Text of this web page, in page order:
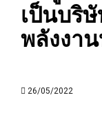
เป็นบริ
พลังงา
26/05/2022